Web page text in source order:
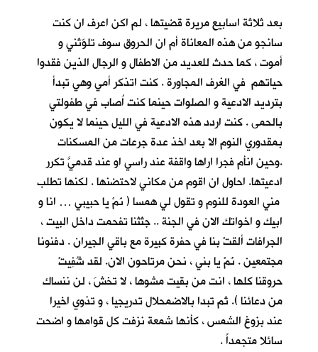
بعد ثلاثة اسابيع مريرة قضيتها ، لم اكن اعرف ان كنت
سانجو من هذه المعاناة أم ان الحروق سوف تلوّثني و
أموت ، كما حدث للعديد من الاطفال و الرجال الذين فقدوا
حياتهم في الغرف المجاورة . كنت اتذكر أمي وهي تبدأ
بترديد الادعية و الصلوات حينما كنت اُصاب في طفولتي
بالحمى . كنت اردد هذه الادعية في الليل حينما لا يكون
بمقدوري النوم الا بعد اخذ عدة جرعات من المسكنات
.وحين انأم فجرا اراها واقفة عند راسي او عند قدميَّ تكرر
ادعيتها. احاول ان اقوم من مكاني لاحتضنها . لكنها تطلب
مني العودة للنوم و تقول لي همسا ( نَمْ يا حبيبي … انا و
ابيك و اخواتك الان في الجنة .. جثثنا تفحمت داخل البيت ،
الجرافات ألقتْ بنا في حفرة كبيرة مع باقي الجيران . دفنونا
مجتمعين . نَمْ يا بني ، نحن مرتاحون الان. لقد شُفِيتْ
حروقنا كلها ، انت من بقيت مشوها ، لا تخشَ ، لن ننساك
من دعائنا ). ثم تبدا بالاضمحلال تدريجيا ، و تذوي اخيرا
عند بزوغ الشمس ، كأنها شمعة نزفت كل قوامها و اضحت
سائلا متجمداً .